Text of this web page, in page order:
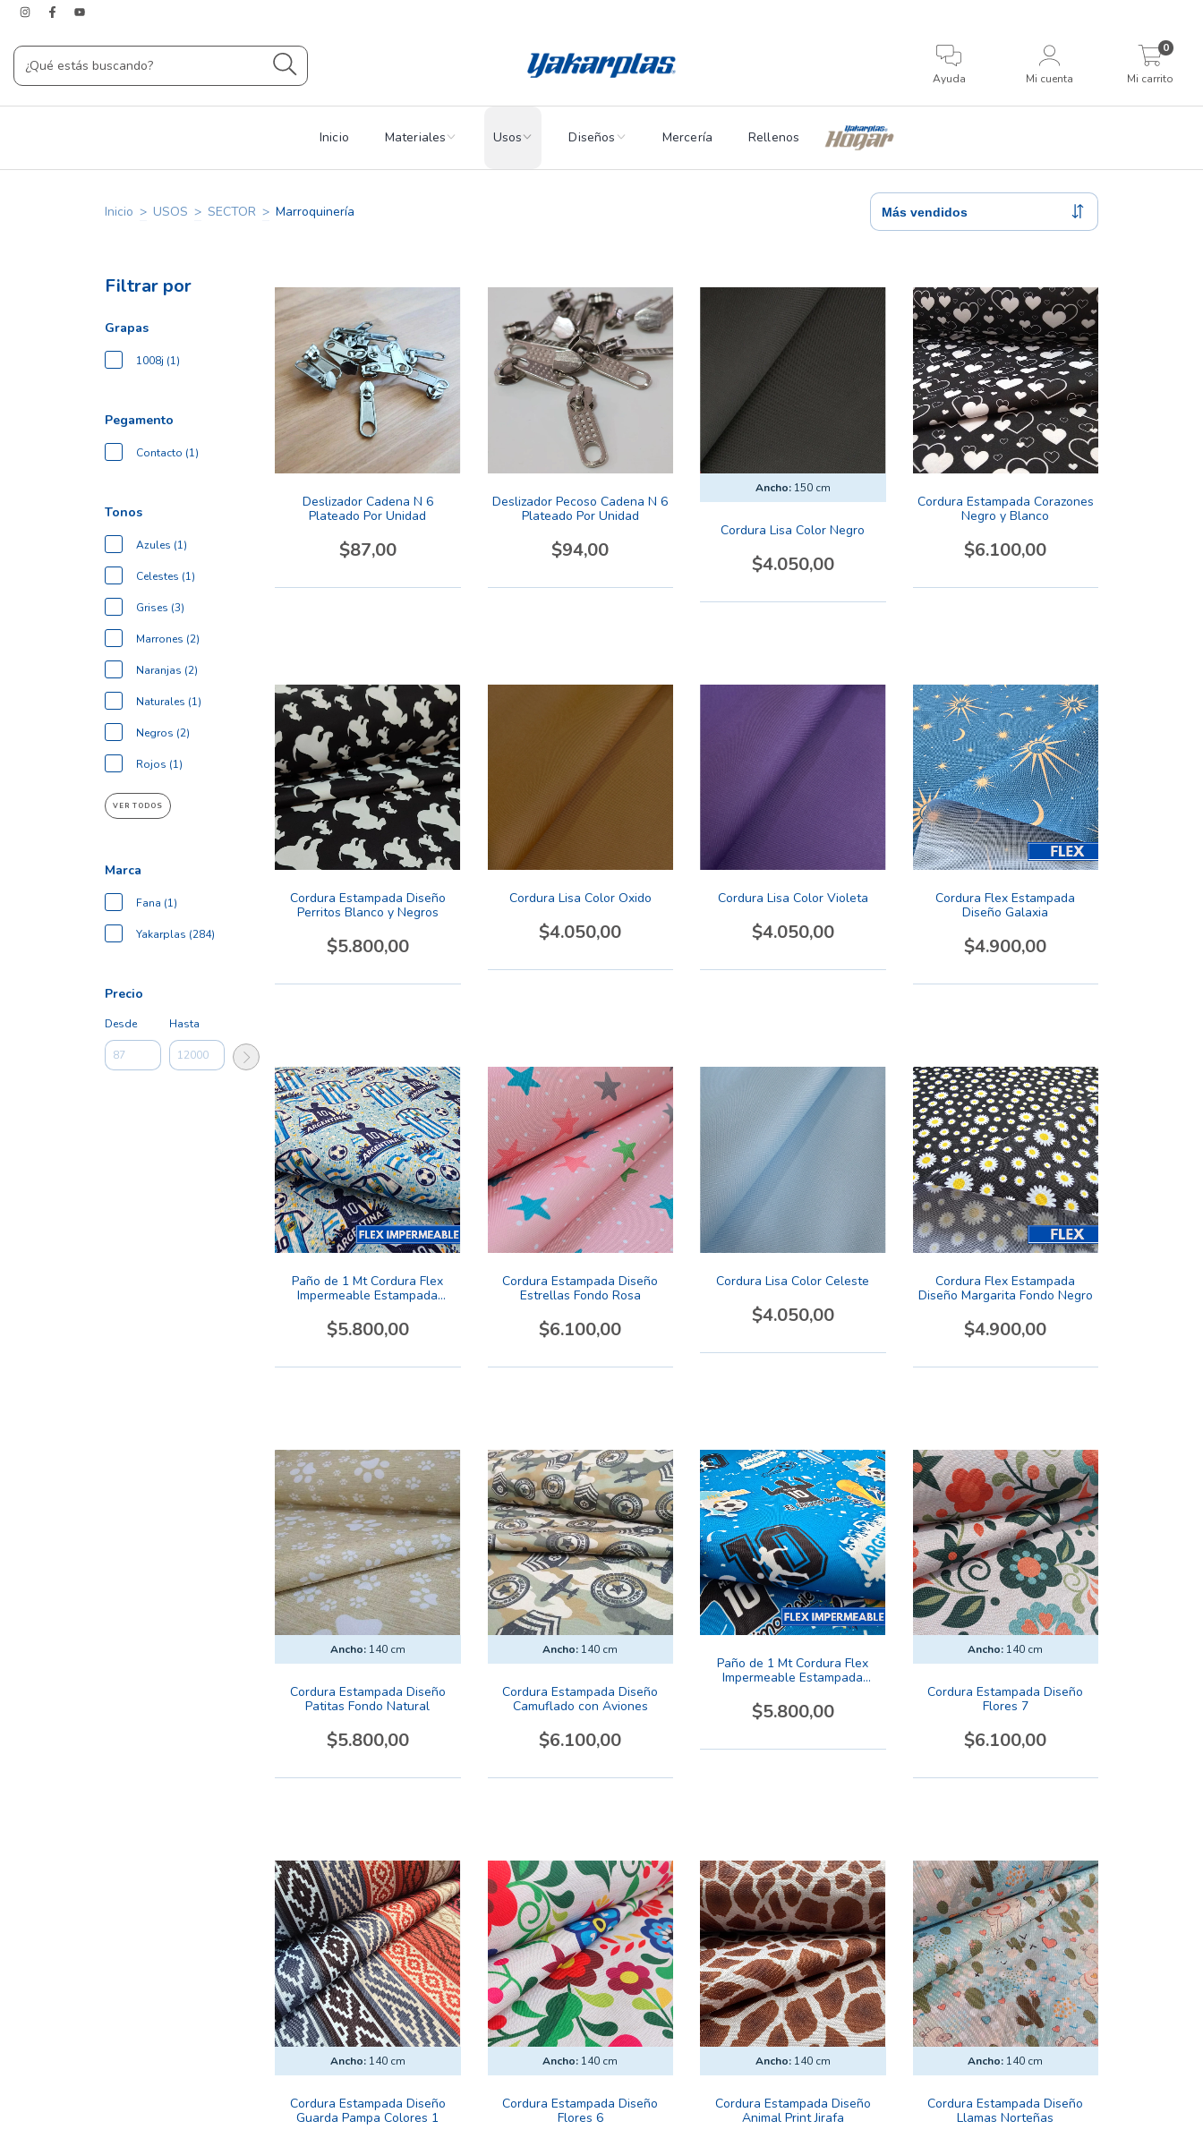
Ayuda Mi cuenta Mi carrito
0
Inicio Materiales Usos Diseños Mercería Rellenos
Inicio > USOS > SECTOR > Marroquinería
Filtrar por
Grapas
1008j (1)
Pegamento
Contacto (1)
Tonos
Azules (1)
Celestes (1)
Grises (3)
Marrones (2)
Naranjas (2)
Naturales (1)
Negros (2)
Rojos (1)
VER TODOS
Marca
Fana (1)
Yakarplas (284)
Precio
Desde Hasta
Deslizador Cadena N 6
Plateado Por Unidad
$87,00
Deslizador Pecoso Cadena N 6
Plateado Por Unidad
$94,00
Ancho:150 cm
Cordura Lisa Color Negro
$4.050,00
Cordura Estampada Corazones
Negro y Blanco
$6.100,00
Cordura Estampada Diseño
Perritos Blanco y Negros
$5.800,00
Cordura Lisa Color Oxido
$4.050,00
Cordura Lisa Color Violeta
$4.050,00
Cordura Flex Estampada
Diseño Galaxia
$4.900,00
Paño de 1 Mt Cordura Flex
Impermeable Estampada
$5.800,00
Cordura Estampada Diseño
Estrellas Fondo Rosa
$6.100,00
Cordura Lisa Color Celeste
$4.050,00
Cordura Flex Estampada
Diseño Margarita Fondo Negro
$4.900,00
Ancho:140 cm
Cordura Estampada Diseño
Patitas Fondo Natural
$5.800,00
Ancho: 140 cm
Cordura Estampada Diseño
Camuflado con Aviones
$6.100,00
Paño de 1 Mt Cordura Flex
Impermeable Estampada
$5.800,00
Ancho: 140 cm
Cordura Estampada Diseño
Flores 7
$6.100,00
Ancho:140 cm
Cordura Estampada Diseño
Guarda Pampa Colores 1
Ancho: 140 cm
Cordura Estampada Diseño
Flores 6
Ancho:140 cm
Cordura Estampada Diseño
Animal Print Jirafa
Ancho: 140 cm
Cordura Estampada Diseño
Llamas Norteñas